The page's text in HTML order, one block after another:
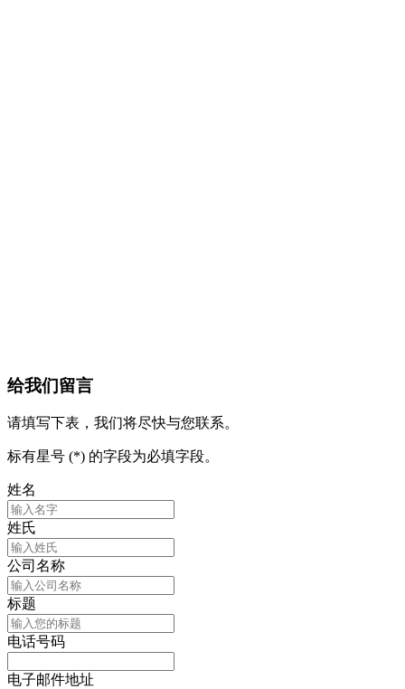
给我们留言
请填写下表，我们将尽快与您联系。
标有星号 (*) 的字段为必填字段。
姓名
姓氏
公司名称
标题
电话号码
电子邮件地址